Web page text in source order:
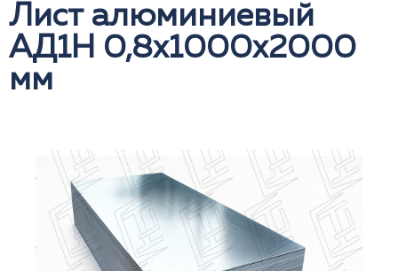
Лист алюминиевый
АД1Н 0,8x1000x2000
мм